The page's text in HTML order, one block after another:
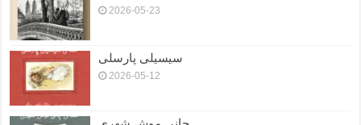
2026-05-23
سیسیلی پارسلی
2026-05-12